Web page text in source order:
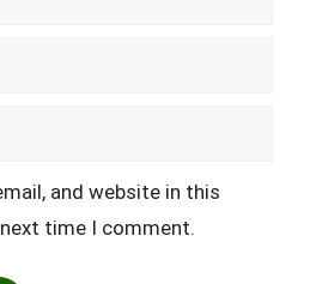
and website in this
time I comment.